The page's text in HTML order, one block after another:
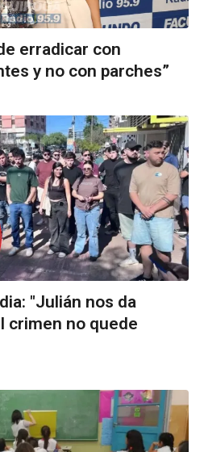
erradicar con
y no con parches”
"Julián nos da
crimen no quede